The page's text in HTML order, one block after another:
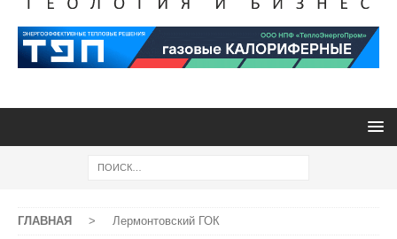
ГЛАВНАЯ > Лермонтовский ГОК